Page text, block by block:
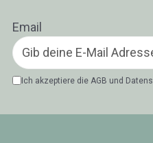
Email
Ich akzeptiere die AGB und